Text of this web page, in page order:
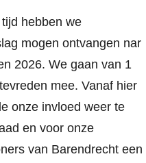
hebben we
mogen ontvangen nar
2026. We gaan van 1
mee. Vanaf hier
onze invloed weer te
en voor onze
van Barendrecht een